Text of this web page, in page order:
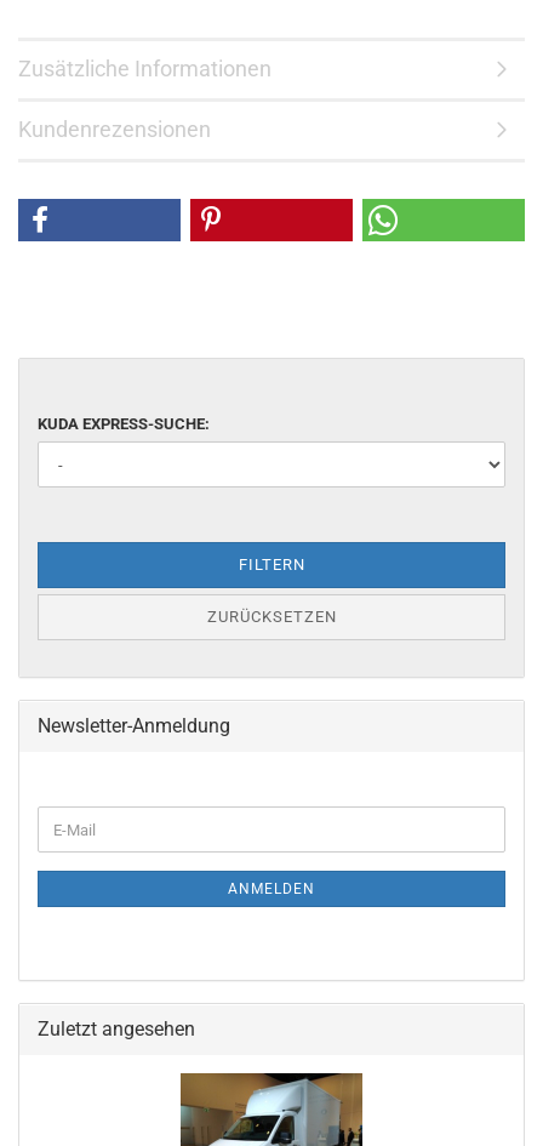
Zusätzliche Informationen
Kundenrezensionen
KUDA EXPRESS-SUCHE:
FILTERN
ZURÜCKSETZEN
Newsletter-Anmeldung
ANMELDEN
Zuletzt angesehen